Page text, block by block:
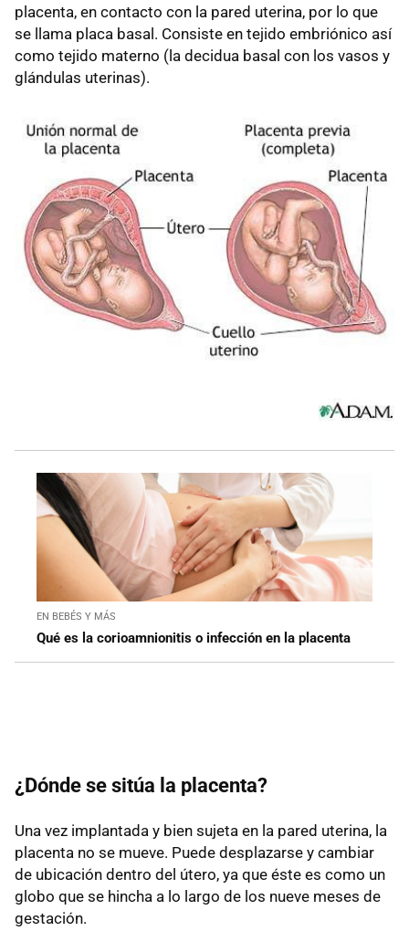
placenta, en contacto con la pared uterina, por lo que
se llama placa basal. Consiste en tejido embriónico así
como tejido materno (la decidua basal con los vasos y
glándulas uterinas).
EN BEBÉS Y MÁS
Qué es la corioamnionitis o infección en la placenta
¿Dónde se sitúa la placenta?
Una vez implantada y bien sujeta en la pared uterina, la
placenta no se mueve. Puede desplazarse y cambiar
de ubicación dentro del útero, ya que éste es como un
globo que se hincha a lo largo de los nueve meses de
gestación.